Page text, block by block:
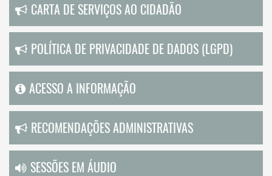
CARTA DE SERVIÇOS AO CIDADÃO
POLÍTICA DE PRIVACIDADE DE DADOS (LGPD)
ACESSO A INFORMAÇÃO
RECOMENDAÇÕES ADMINISTRATIVAS
SESSÕES EM ÁUDIO